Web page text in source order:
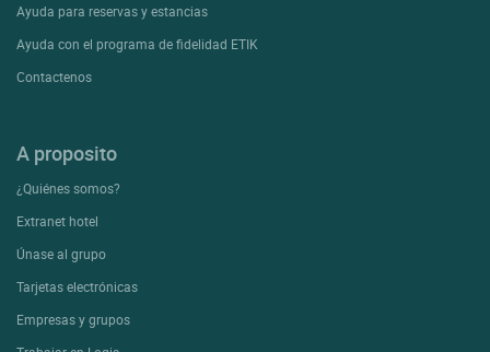
Ayuda para reservas y estancias
Ayuda con el programa de fidelidad ETIK
Contactenos
A proposito
¿Quiénes somos?
Extranet hotel
Únase al grupo
Tarjetas electrónicas
Empresas y grupos